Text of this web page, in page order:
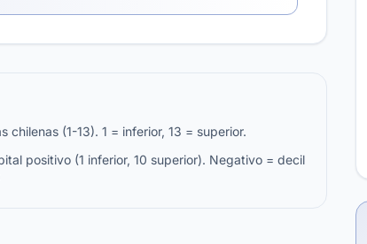
(1-13). 1 = inferior, 13 = superior.
positivo (1 inferior, 10 superior). Negativo = decil